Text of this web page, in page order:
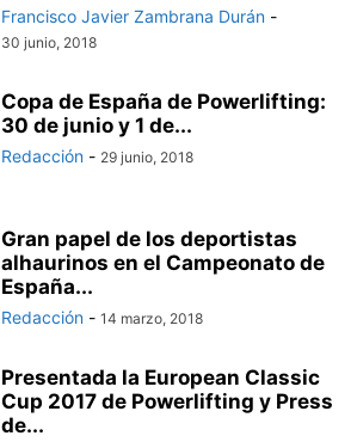
Francisco Javier Zambrana Durán -
30 junio, 2018
Copa de España de Powerlifting:
30 de junio y 1 de...
Redacción - 29 junio, 2018
Gran papel de los deportistas
alhaurinos en el Campeonato de
España...
Redacción - 14 marzo, 2018
Presentada la European Classic
Cup 2017 de Powerlifting y Press
de...